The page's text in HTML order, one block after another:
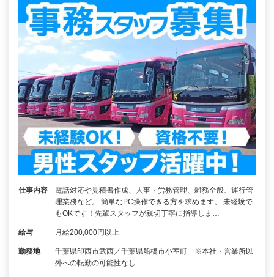
仕事内容
電話対応や見積書作成、人事・労務管理、雑務全般、運行管
理業務など。 簡単なPC操作できる方を求めます。 未経験で
もOKです！先輩スタッフが親切丁寧に指導しま…
給与 月給200,000円以上
勤務地
千葉県印西市武西／千葉県船橋市小室町 ※本社・営業所以
外への転勤の可能性なし